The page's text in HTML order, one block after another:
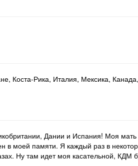
Коста-Рика, Италия, Мексика,
Дании и Испания! Моя
в моей памяти. Я каждый раз в
Ну там идет моя касательной, КДМ